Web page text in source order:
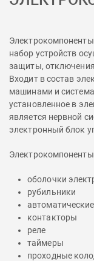
набор устройств
защиты, отключения
Входит в состав
машинами и
установленное в
является нервной
электронный блок
оболочки
рубильники
контакторы
реле
таймеры
проходные